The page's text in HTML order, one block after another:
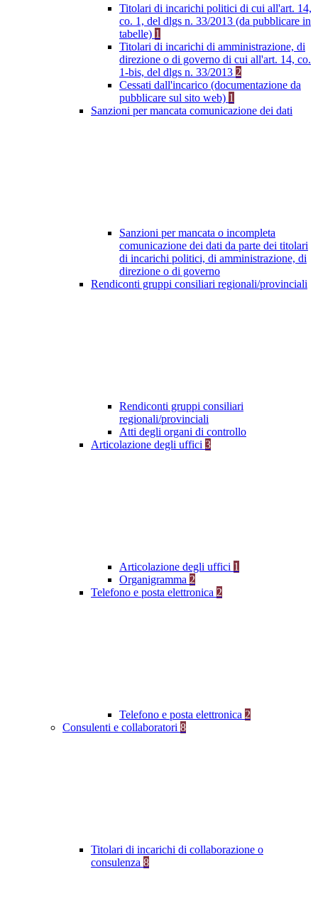
Titolari di incarichi politici di cui all'art. 14,
co. 1, del dlgs n. 33/2013 (da pubblicare in
tabelle) 1
Titolari di incarichi di amministrazione, di
direzione o di governo di cui all'art. 14, co.
1-bis, del dlgs n. 33/2013 2
Cessati dall'incarico (documentazione da
pubblicare sul sito web) 1
Sanzioni per mancata comunicazione dei dati
Sanzioni per mancata o incompleta
comunicazione dei dati da parte dei titolari
di incarichi politici, di amministrazione, di
direzione o di governo
Rendiconti gruppi consiliari regionali/provinciali
Rendiconti gruppi consiliari
regionali/provinciali
Atti degli organi di controllo
Articolazione degli uffici 3
Articolazione degli uffici 1
Organigramma 2
Telefono e posta elettronica 2
Telefono e posta elettronica 2
Consulenti e collaboratori 8
Titolari di incarichi di collaborazione o
consulenza 8